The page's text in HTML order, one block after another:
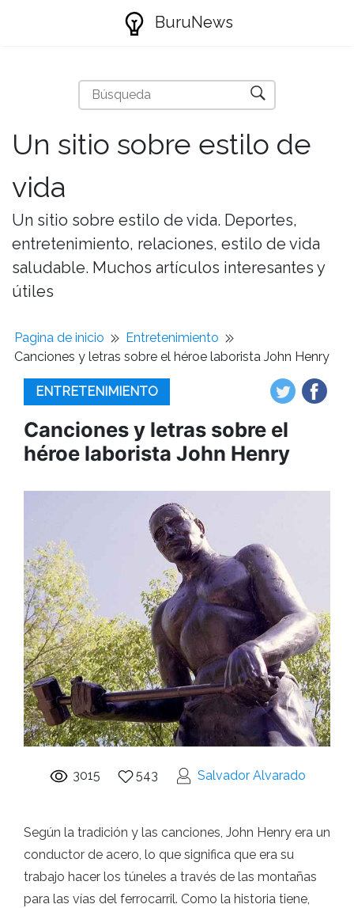
BuruNews
Un sitio sobre estilo de
vida
Un sitio sobre estilo de vida. Deportes,
entretenimiento, relaciones, estilo de vida
saludable. Muchos artículos interesantes y
útiles
Pagina de inicio
Entretenimiento
Canciones y letras sobre el héroe laborista John Henry
ENTRETENIMIENTO
Canciones y letras sobre el
héroe laborista John Henry
3015 543 Salvador Alvarado
Según la tradición y las canciones, John Henry era un
conductor de acero, lo que significa que era su
trabajo hacer los túneles a través de las montañas
para las vías del ferrocarril. Como la historia tiene,